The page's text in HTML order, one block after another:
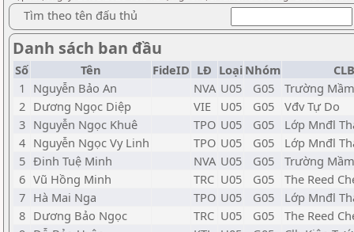
Tìm theo tên đấu thủ
Danh sách ban đầu
Số Tên FideID LĐ Loại Nhóm
1
Nguyễn Bảo An NVA U05 G05
Trường
2 Dương Ngọc Diệp VIE U05 G05
Vđv Tự Do
3 Nguyễn Ngọc Khuê TPO U05 G05
Lớp Mnđl
4 Nguyễn Ngọc Vy Linh TPO U05 G05
Lớp Mnđl
5 Đinh Tuệ Minh NVA U05 G05
Trường
6 Vũ Hồng Minh TRC U05 G05
The Reed
7 Hà Mai Nga TPO U05 G05
Lớp Mnđl
8 Dương Bảo Ngọc TRC U05 G05
The Reed